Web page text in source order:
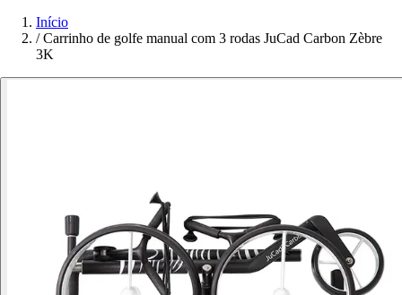
Início
/ Carrinho de golfe manual com 3 rodas JuCad Carbon Zèbre
3K